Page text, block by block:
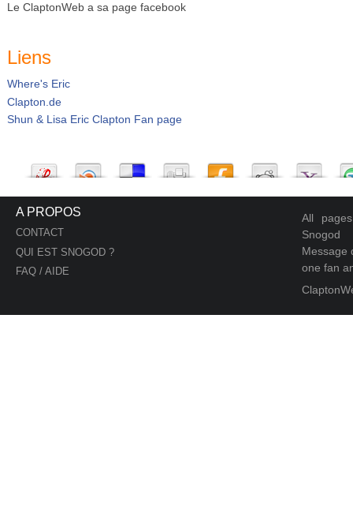
Le ClaptonWeb a sa page facebook
Liens
Where's Eric
Clapton.de
Shun & Lisa Eric Clapton Fan page
A PROPOS
CONTACT
QUI EST SNOGOD ?
FAQ / AIDE
All
Snogod
Message
one fan